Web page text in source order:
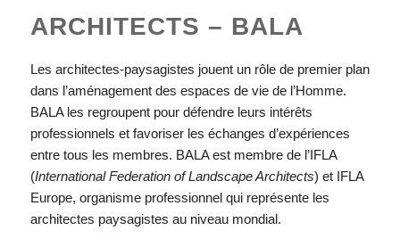
ARCHITECTS – BALA
Les architectes-paysagistes jouent un rôle de premier plan
dans l’aménagement des espaces de vie de l’Homme.
BALA les regroupent pour défendre leurs intérêts
professionnels et favoriser les échanges d’expériences
entre tous les membres. BALA est membre de l’IFLA
(International Federation of Landscape Architects) et IFLA
Europe, organisme professionnel qui représente les
architectes paysagistes au niveau mondial.